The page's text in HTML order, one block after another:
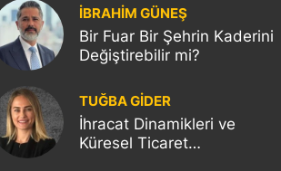
İBRAHİM GÜNEŞ
Bir Fuar Bir Şehrin Kaderini
Değiştirebilir mi?
TUĞBA GİDER
İhracat Dinamikleri ve
Küresel Ticaret